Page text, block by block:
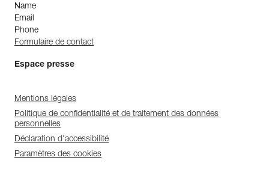
Name
Email
Phone
Formulaire de contact
Espace presse
Mentions légales
Politique de confidentialité et de traitement des données
personnelles
Déclaration d'accessibilité
Paramètres des cookies